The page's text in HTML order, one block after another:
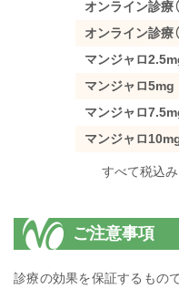
オンライン診療
オンライン診療
マンジャロ
マンジャロ
マンジャロ
マンジャロ
すべて税込
ご注意事項
診療の効果を保証するもの